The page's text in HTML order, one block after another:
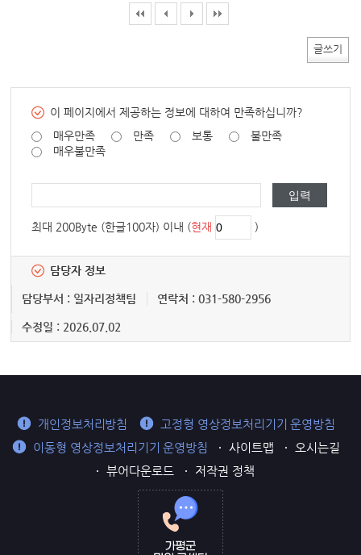
글쓰기
이 페이지에서 제공하는 정보에 대하여 만족하십니까?
매우만족
만족 보통
불만족
매우불만족
최대 200Byte (한글100자) 이내 (현재 )
담당자 정보
담당부서 : 일자리정책팀 연락처 : 031-580-2956
수정일 : 2026.07.02
개인정보처리방침
고정형 영상정보처리기기 운영방침
이동형 영상정보처리기기 운영방침
사이트맵
오시는길
뷰어다운로드
저작권 정책